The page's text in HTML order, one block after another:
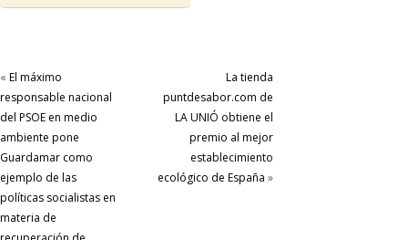
« El máximo
responsable nacional
del PSOE en medio
ambiente pone
Guardamar como
ejemplo de las
políticas socialistas en
materia de
La tienda
puntdesabor.com de
LA UNIÓ obtiene el
premio al mejor
establecimiento
ecológico de España »